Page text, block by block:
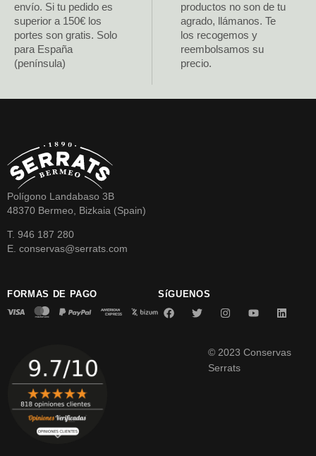
envío. Si tu pedido es
superior a 150€ los
portes son gratis. Solo
para España
(península)
productos no son de tu
agrado, llámanos. Te
los recogemos y
reembolsamos su
precio.
Polígono Landabaso 3B
48370 Bermeo, Bizkaia (Spain)
T. 946 187 280
E. conservas@serrats.com
FORMAS DE PAGO SíGUENOS
© 2023 Conservas
Serrats